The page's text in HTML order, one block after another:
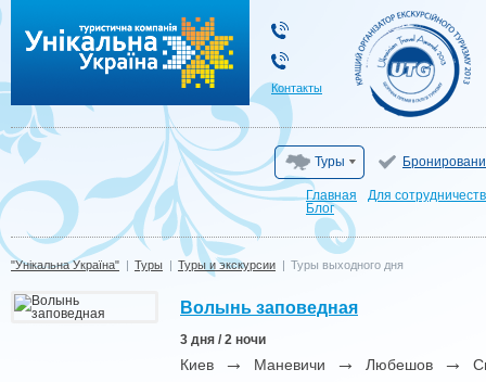
Контакты
Туры
Главная
Для
Блог
"Унікальна Україна" | Туры | Туры и экскурсии | Туры выходного дня
Волынь заповедная
3 дня / 2 ночи
Киев → Маневичи → Любешов →